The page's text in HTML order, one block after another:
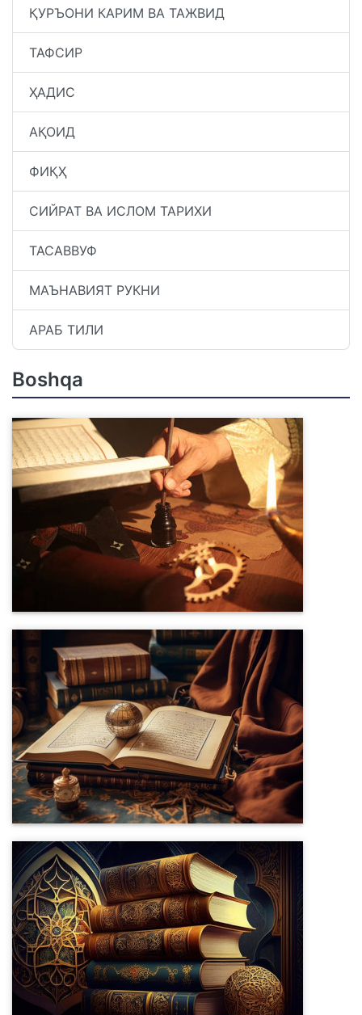
ҚУРЪОНИ КАРИМ ВА ТАЖВИД
ТАФСИР
ҲАДИС
АҚОИД
ФИҚҲ
СИЙРАТ ВА ИСЛОМ ТАРИХИ
ТАСАВВУФ
МАЪНАВИЯТ РУКНИ
АРАБ ТИЛИ
Boshqa